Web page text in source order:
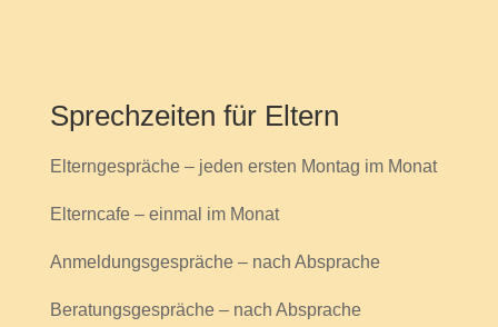
Sprechzeiten für Eltern
Elterngespräche – jeden ersten Montag im Monat
Elterncafe – einmal im Monat
Anmeldungsgespräche – nach Absprache
Beratungsgespräche – nach Absprache